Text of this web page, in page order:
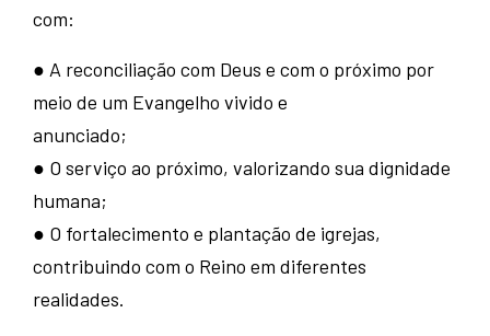
com:
● A reconciliação com Deus e com o próximo por
meio de um Evangelho vivido e
anunciado;
● O serviço ao próximo, valorizando sua dignidade
humana;
● O fortalecimento e plantação de igrejas,
contribuindo com o Reino em diferentes
realidades.